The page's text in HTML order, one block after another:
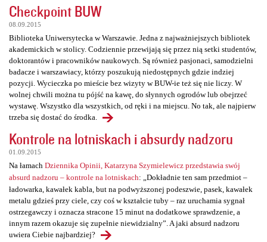
Checkpoint BUW
08.09.2015
Biblioteka Uniwersytecka w Warszawie. Jedna z najważniejszych bibliotek
akademickich w stolicy. Codziennie przewijają się przez nią setki studentów,
doktorantów i pracowników naukowych. Są również pasjonaci, samodzielni
badacze i warszawiacy, którzy poszukują niedostępnych gdzie indziej
pozycji. Wycieczka po mieście bez wizyty w BUW-ie też się nie liczy. W
wolnej chwili można tu pójść na kawę, do słynnych ogrodów lub obejrzeć
wystawę. Wszystko dla wszystkich, od ręki i na miejscu. No tak, ale najpierw
trzeba się dostać do środka.
Kontrole na lotniskach i absurdy nadzoru
01.09.2015
Na łamach Dziennika Opinii, Katarzyna Szymielewicz przedstawia swój
absurd nadzoru – kontrole na lotniskach: „Dokładnie ten sam przedmiot –
ładowarka, kawałek kabla, but na podwyższonej podeszwie, pasek, kawałek
metalu gdzieś przy ciele, czy coś w kształcie tuby – raz uruchamia sygnał
ostrzegawczy i oznacza stracone 15 minut na dodatkowe sprawdzenie, a
innym razem okazuje się zupełnie niewidzialny”. A jaki absurd nadzoru
uwiera Ciebie najbardziej?